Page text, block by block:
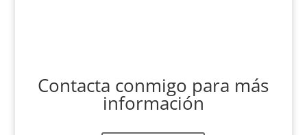
Contacta conmigo para más
información